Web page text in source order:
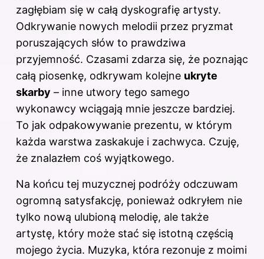
zagłębiam się w całą dyskografię artysty.
Odkrywanie nowych melodii przez pryzmat
poruszających słów to prawdziwa
przyjemność. Czasami zdarza się, że poznając
całą piosenkę, odkrywam kolejne ukryte
skarby – inne utwory tego samego
wykonawcy wciągają mnie jeszcze bardziej.
To jak odpakowywanie prezentu, w którym
każda warstwa zaskakuje i zachwyca. Czuję,
że znalazłem coś wyjątkowego.
Na końcu tej muzycznej podróży odczuwam
ogromną satysfakcję, ponieważ odkryłem nie
tylko nową ulubioną melodię, ale także
artystę, który może stać się istotną częścią
mojego życia. Muzyka, która rezonuje z moimi